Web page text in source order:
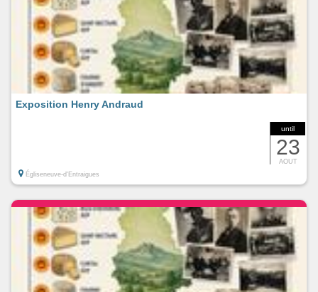
until
23
AOUT
Exposition Henry Andraud
Égliseneuve-d'Entraigues